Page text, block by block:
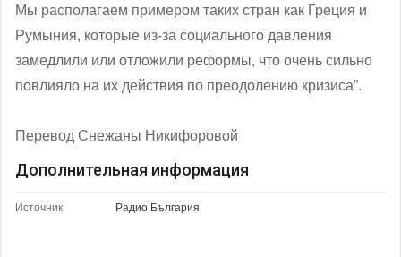
Мы располагаем примером таких стран как Греция и
Румыния, которые из-за социального давления
замедлили или отложили реформы, что очень сильно
повлияло на их действия по преодолению кризиса”.
Перевод Снежаны Никифоровой
Дополнительная информация
Источник: Радио България